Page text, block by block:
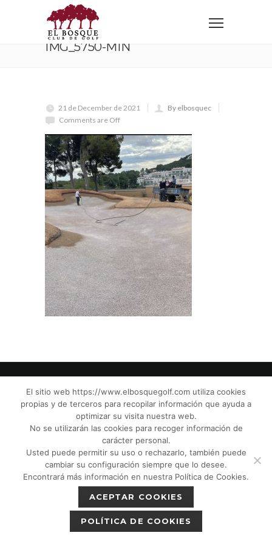
Home IMG_5750-min
IMG_5750-MIN
21 de December de 2021
By elbosquec
Comments are Off
© El Bosque Club de Golf |Aviso Legal|
Política de Privacidad| Política de Cookies
Política de devoluciones|
Protección de Menores CPM”|
El sitio web https://www.elbosquegolf.com utiliza cookies
propias y de terceros para recopilar información que ayuda a
optimizar su visita nuestra web.
No se utilizarán las cookies para recoger información de
carácter personal.
Usted puede permitir su uso o rechazarlo, también puede
cambiar su configuración siempre que lo desee.
Encontrará más información en nuestra Política de Cookies.
ACEPTAR COOKIES
POLÍTICA DE COOKIES